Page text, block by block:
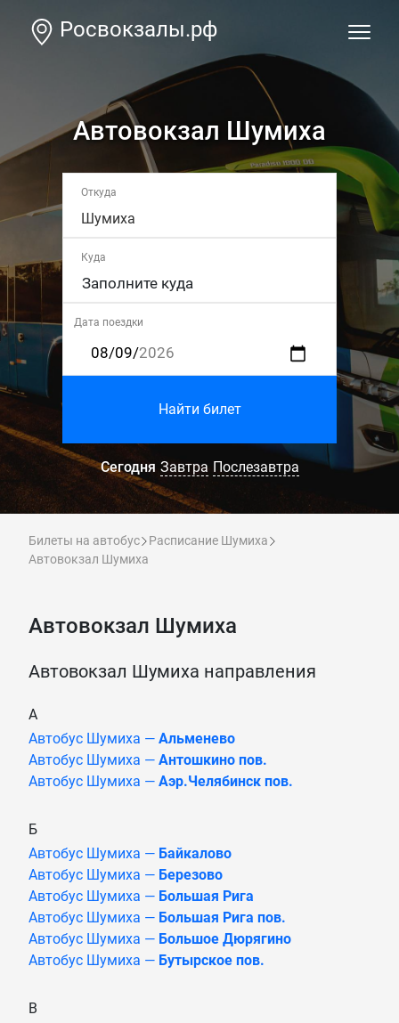
Росвокзалы.рф
Автовокзал Шумиха
Откуда
Шумиха
Куда
Дата поездки
Найти билет
Сегодня Завтра Послезавтра
Билеты на автобус
Расписание Шумиха
Автовокзал Шумиха
Автовокзал Шумиха
Автовокзал Шумиха направления
А
Автобус Шумиха — Альменево
Автобус Шумиха — Антошкино пов.
Автобус Шумиха — Аэр.Челябинск пов.
Б
Автобус Шумиха — Байкалово
Автобус Шумиха — Березово
Автобус Шумиха — Большая Рига
Автобус Шумиха — Большая Рига пов.
Автобус Шумиха — Большое Дюрягино
Автобус Шумиха — Бутырское пов.
В